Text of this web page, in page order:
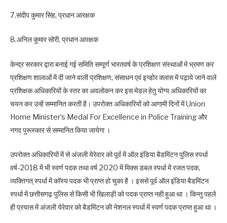
7.संदीप कुमार सिंह, प्रधान आरक्षक
8.अनिल कुमार सोरी, प्रधान आरक्षक
केन्द्र सरकार द्वारा बनाई गई समिति सम्पूर्ण भारतवर्ष के प्रशिक्षण संस्थाओं मे भ्रमण कर
प्रशिक्षण शालाओं में दी जाने वाली प्रशिक्षण, संसाधन एवं इन्डोर क्लास में पढ़ाये जाने वाले
प्रशिक्षक अधिकारियों के स्तर का अवलोकन कर इस मेडल हेतु योग्य अधिकारियों का
चयन कर उन्हें सम्मानित करती है। उपरोक्त अधिकारियों को आगामी दिनों में Union
Home Minister’s Medal For Excellence in Police Training और
नगद पुरूस्कार से सम्मानित किया जायेगा ।
उपरोक्त अधिकारियों में से अंजली येरेवार को पूर्व में ऑल इंडिया बैडमिंटन पुलिस स्पर्धा
वर्ष-2018 में भी स्वर्ण पदक तथा वर्ष 2020 में मिक्स डबल स्पर्धा में रजत पदक,
व्यक्तिगत् स्पर्धा में कॉस्य पदक भी प्राप्त हो चुका है । इससे पूर्व ऑल इंडिया बैडमिंटन
स्पर्धा में छत्तीसगढ़ पुलिस से किसी भी खिलाड़ी को पदक प्राप्त नही हुआ था । किन्तु पहले
ही प्रयास में अंजली येरेवार को बैडमिंटन की नेशनल स्पर्धा में स्वर्ण पदक प्राप्त हुआ था ।